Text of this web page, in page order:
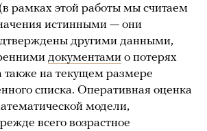
рамках этой работы мы считаем
истинными — они
другими данными,
документами о потерях
на текущем размере
списка. Оперативная оценка
модели,
всего возрастное